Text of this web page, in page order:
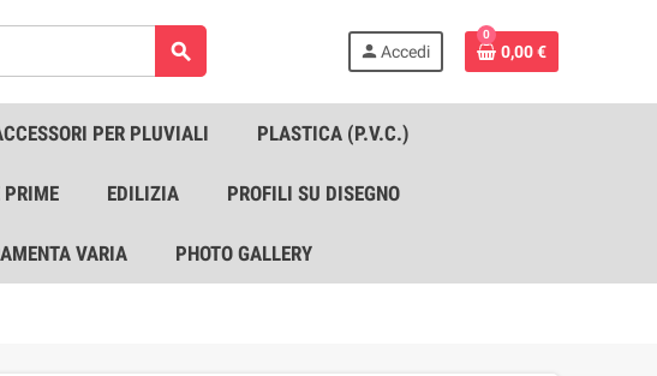
search person Accedi
0
0,00 €
PER PLUVIALI PLASTICA (P.V.C.)
PRIME EDILIZIA PROFILI SU DISEGNO
VARIA PHOTO GALLERY